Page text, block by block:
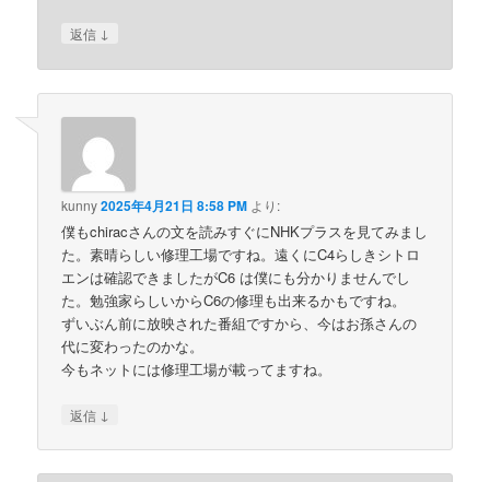
返信 ↓
kunny2025年4月21日 8:58 PM より:
僕もchiracさんの文を読みすぐにNHKプラスを見てみまし
た。素晴らしい修理工場ですね。遠くにC4らしきシトロ
エンは確認できましたがC6 は僕にも分かりませんでし
た。勉強家らしいからC6の修理も出来るかもですね。
ずいぶん前に放映された番組ですから、今はお孫さんの
代に変わったのかな。
今もネットには修理工場が載ってますね。
返信 ↓